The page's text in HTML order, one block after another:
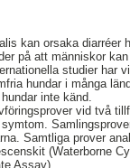
kan orsaka diarréer
på att människor
studier har
hundar i många
inte känd.
vid två
Samtliga prover
(Waterborne
Assay).